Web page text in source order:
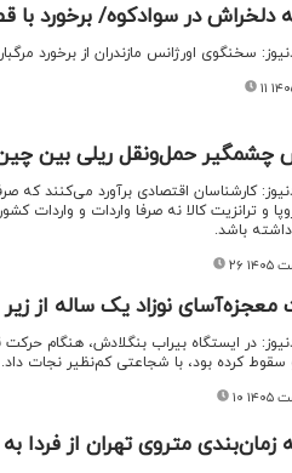
دلخراش در سوادکوه/ برخورد با
سخنگوی اورژانس مازندران از برخورد
حمل‌ونقل ریلی بین چین
کارشناسان اقتصادی برآورد می‌کنند که
و ترانزیت کالا نه صرفا واردات و واردات
باشد.
معجزه‌آسای نوزاد یک ساله از
در ایستگاه بیراب بنگلادش، هنگام
کرده بود، با شجاعتی کم‌نظیر نجات داد.
زمان‌بندی متروی تهران از